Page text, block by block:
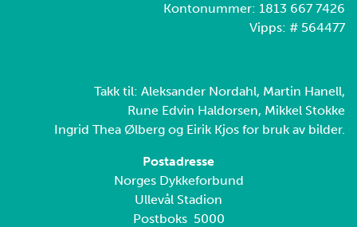
Kontonummer: 1813 667 7426
Vipps: # 564477
Takk til: Aleksander Nordahl, Martin Hanell,
Rune Edvin Haldorsen, Mikkel Stokke
Ingrid Thea Ølberg og Eirik Kjos for bruk av bilder.
Postadresse
Norges Dykkeforbund
Ullevål Stadion
Postboks 5000